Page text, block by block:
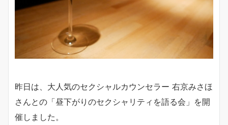
昨日は、大人気のセクシャルカウンセラー 右京みさほ
さんとの「昼下がりのセクシャリティを語る会」を開
催しました。